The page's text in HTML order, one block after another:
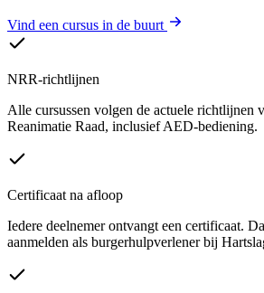
Vind een cursus in de buurt
NRR-richtlijnen
Alle cursussen volgen de actuele richtlijnen
Reanimatie Raad, inclusief AED-bediening.
Certificaat na afloop
Iedere deelnemer ontvangt een certificaat.
aanmelden als burgerhulpverlener bij